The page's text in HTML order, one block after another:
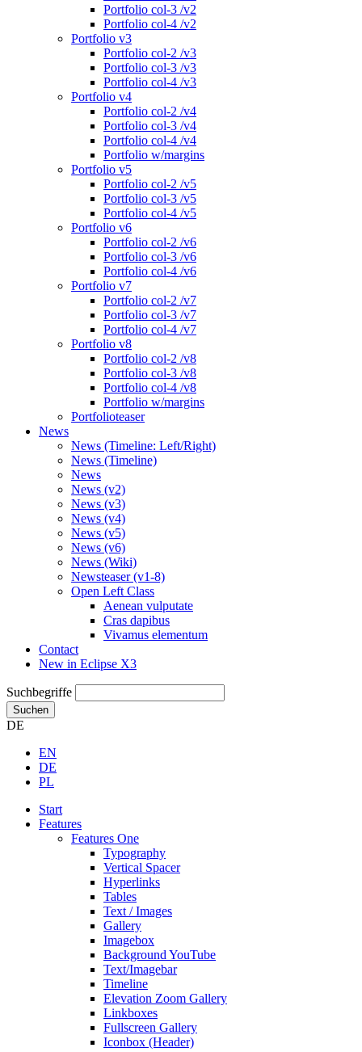
Portfolio col-3 /v2
Portfolio col-4 /v2
Portfolio v3
Portfolio col-2 /v3
Portfolio col-3 /v3
Portfolio col-4 /v3
Portfolio v4
Portfolio col-2 /v4
Portfolio col-3 /v4
Portfolio col-4 /v4
Portfolio w/margins
Portfolio v5
Portfolio col-2 /v5
Portfolio col-3 /v5
Portfolio col-4 /v5
Portfolio v6
Portfolio col-2 /v6
Portfolio col-3 /v6
Portfolio col-4 /v6
Portfolio v7
Portfolio col-2 /v7
Portfolio col-3 /v7
Portfolio col-4 /v7
Portfolio v8
Portfolio col-2 /v8
Portfolio col-3 /v8
Portfolio col-4 /v8
Portfolio w/margins
Portfolioteaser
News
News (Timeline: Left/Right)
News (Timeline)
News
News (v2)
News (v3)
News (v4)
News (v5)
News (v6)
News (Wiki)
Newsteaser (v1-8)
Open Left Class
Aenean vulputate
Cras dapibus
Vivamus elementum
Contact
New in Eclipse X3
Suchbegriffe
Suchen
DE
EN
DE
PL
Start
Features
Features One
Typography
Vertical Spacer
Hyperlinks
Tables
Text / Images
Gallery
Imagebox
Background YouTube
Text/Imagebar
Timeline
Elevation Zoom Gallery
Linkboxes
Fullscreen Gallery
Iconbox (Header)